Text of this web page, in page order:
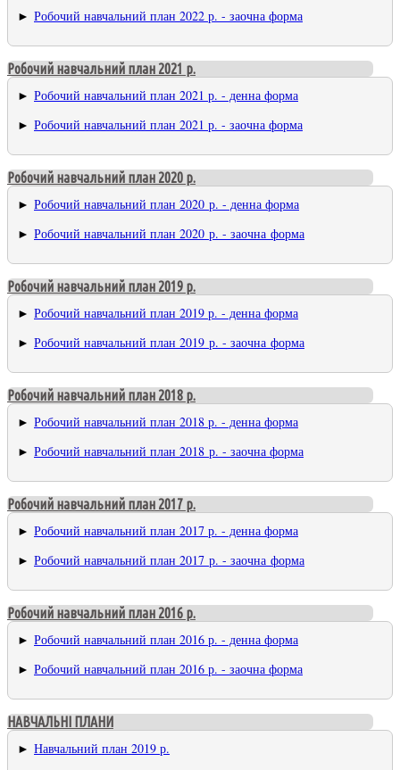
► Робочий навчальний план 2022 р. - заочна форма
Робочий навчальний план 2021 р.
► Робочий навчальний план 2021 р. - денна форма
► Робочий навчальний план 2021 р. - заочна форма
Робочий навчальний план 2020 р.
► Робочий навчальний план 2020 р. - денна форма
► Робочий навчальний план 2020 р. - заочна форма
Робочий навчальний план 2019 р.
► Робочий навчальний план 2019 р. - денна форма
► Робочий навчальний план 2019 р. - заочна форма
Робочий навчальний план 2018 р.
► Робочий навчальний план 2018 р. - денна форма
► Робочий навчальний план 2018 р. - заочна форма
Робочий навчальний план 2017 р.
► Робочий навчальний план 2017 р. - денна форма
► Робочий навчальний план 2017 р. - заочна форма
Робочий навчальний план 2016 р.
► Робочий навчальний план 2016 р. - денна форма
► Робочий навчальний план 2016 р. - заочна форма
НАВЧАЛЬНІ ПЛАНИ
► Навчальний план 2019 р.